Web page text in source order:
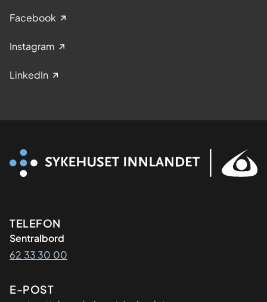
Facebook
Instagram
LinkedIn
Kontaktinformasjon
TELEFON
Sentralbord
62 33 30 00
E-POST